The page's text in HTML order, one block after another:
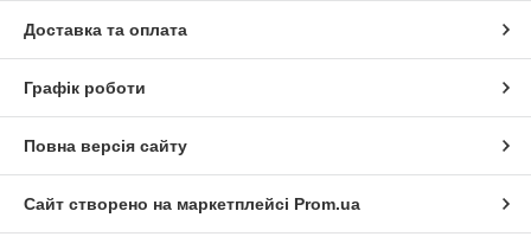
Доставка та оплата
Графік роботи
Повна версія сайту
Сайт створено на маркетплейсі Prom.ua